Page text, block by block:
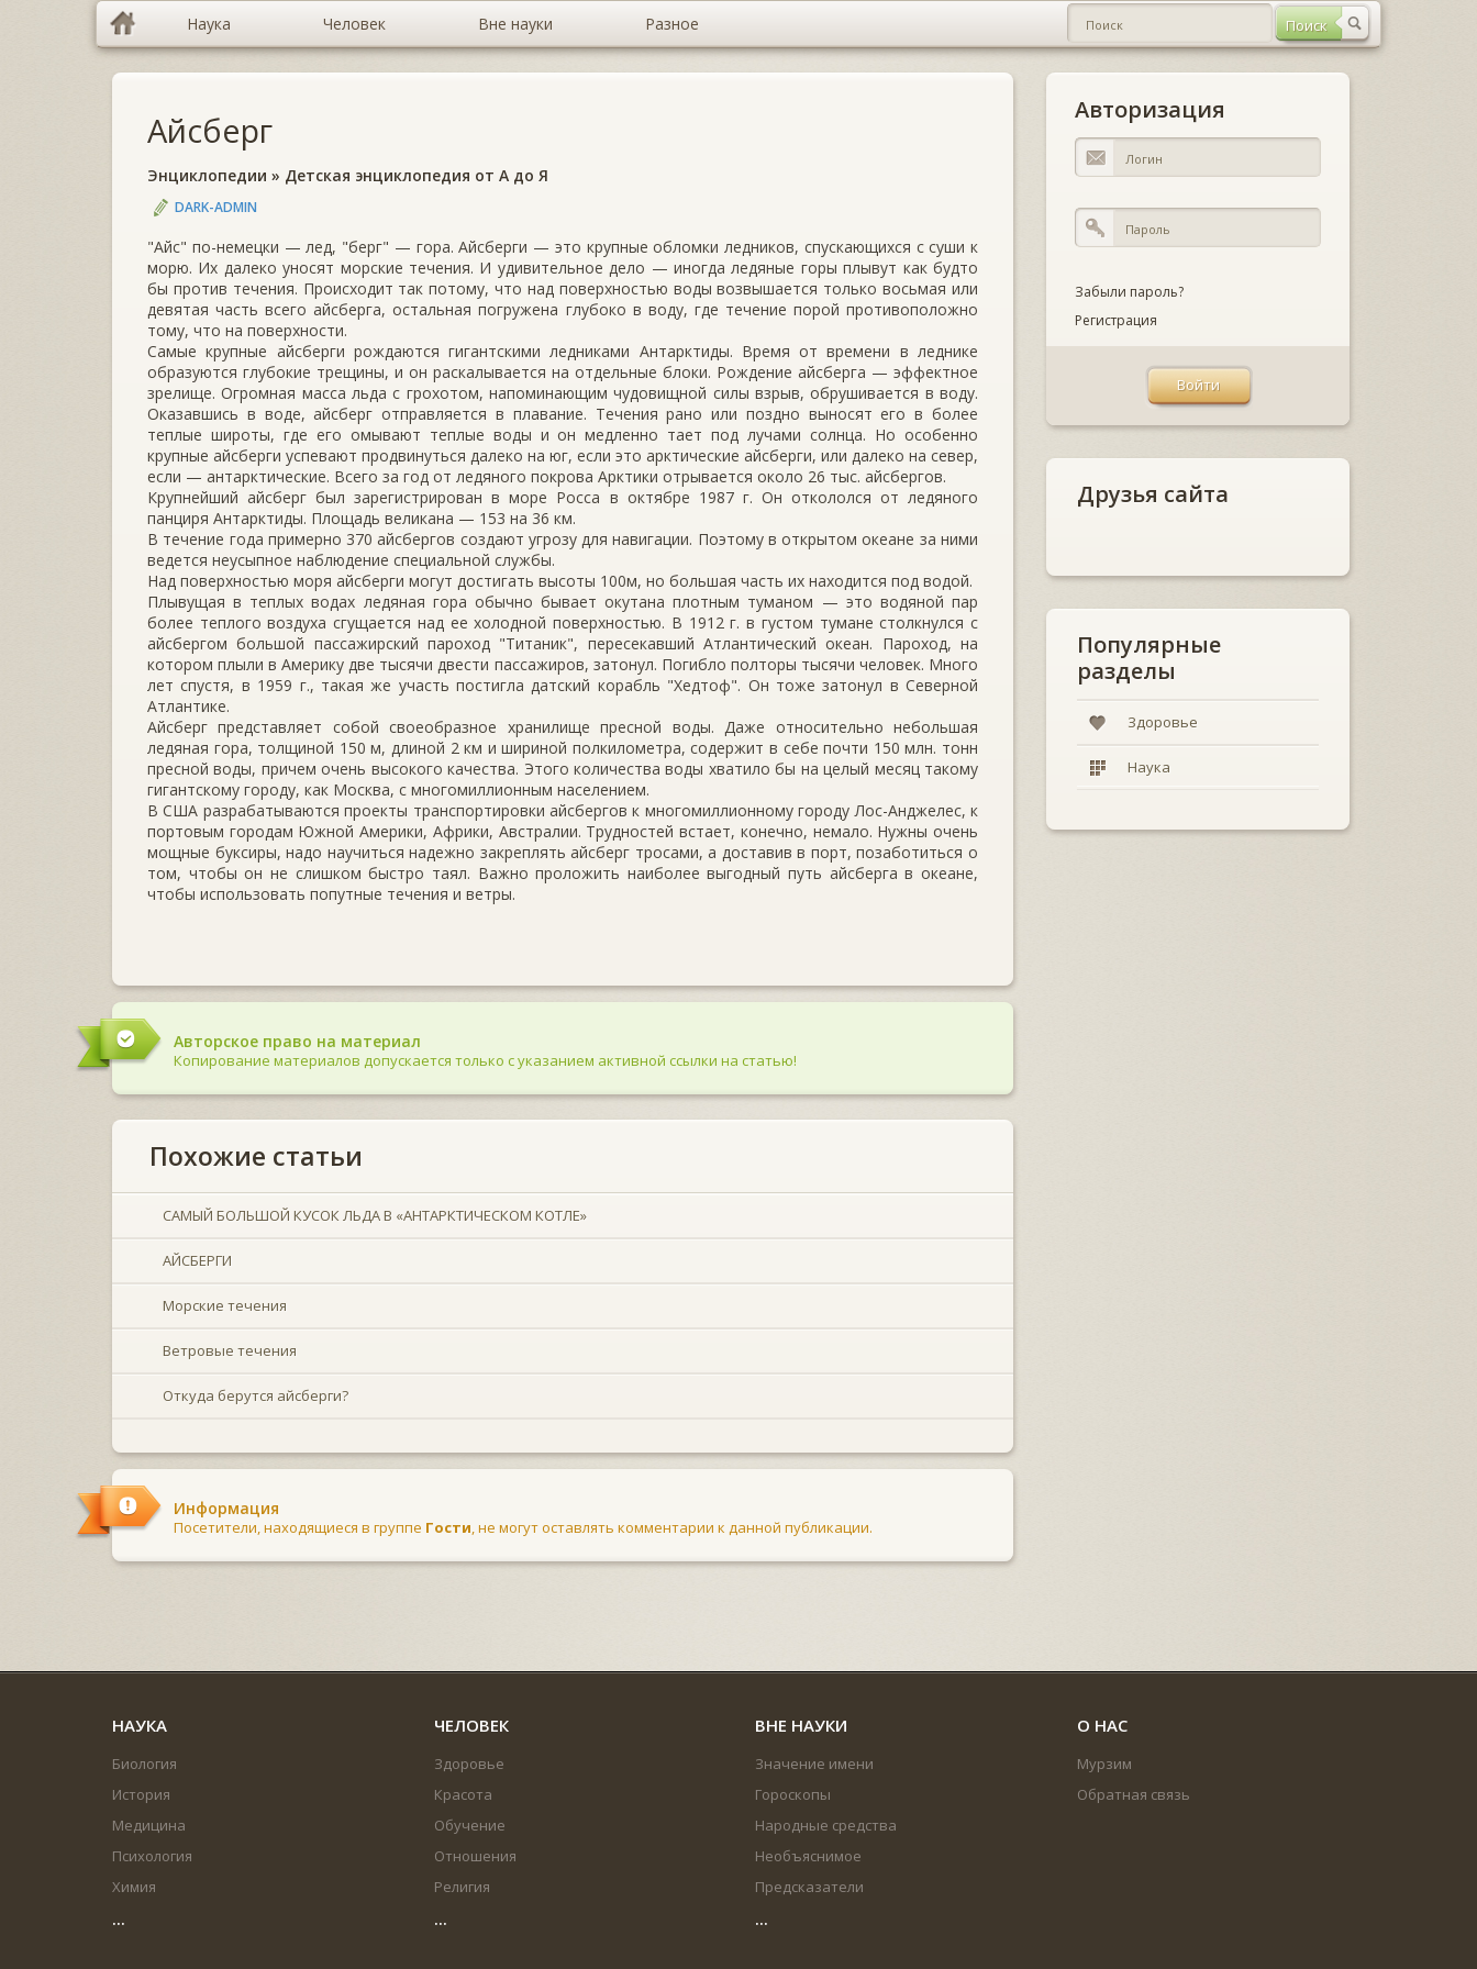
Наука Человек Вне науки Разное
Айсберг
Энциклопедии » Детская энциклопедия от А до Я
DARK-ADMIN
"Айс" по-немецки — лед, "берг" — гора. Айсберги — это крупные обломки ледников, спускающихся с суши к
морю. Их далеко уносят морские течения. И удивительное дело — иногда ледяные горы плывут как будто
бы против течения. Происходит так потому, что над поверхностью воды возвышается только восьмая или
девятая часть всего айсберга, остальная погружена глубоко в воду, где течение порой противоположно
тому, что на поверхности.
Самые крупные айсберги рождаются гигантскими ледниками Антарктиды. Время от времени в леднике
образуются глубокие трещины, и он раскалывается на отдельные блоки. Рождение айсберга — эффектное
зрелище. Огромная масса льда с грохотом, напоминающим чудовищной силы взрыв, обрушивается в воду.
Оказавшись в воде, айсберг отправляется в плавание. Течения рано или поздно выносят его в более
теплые широты, где его омывают теплые воды и он медленно тает под лучами солнца. Но особенно
крупные айсберги успевают продвинуться далеко на юг, если это арктические айсберги, или далеко на север,
если — антарктические. Всего за год от ледяного покрова Арктики отрывается около 26 тыс. айсбергов.
Крупнейший айсберг был зарегистрирован в море Росса в октябре 1987 г. Он откололся от ледяного
панциря Антарктиды. Площадь великана — 153 на 36 км.
В течение года примерно 370 айсбергов создают угрозу для навигации. Поэтому в открытом океане за ними
ведется неусыпное наблюдение специальной службы.
Над поверхностью моря айсберги могут достигать высоты 100м, но большая часть их находится под водой.
Плывущая в теплых водах ледяная гора обычно бывает окутана плотным туманом — это водяной пар
более теплого воздуха сгущается над ее холодной поверхностью. В 1912 г. в густом тумане столкнулся с
айсбергом большой пассажирский пароход "Титаник", пересекавший Атлантический океан. Пароход, на
котором плыли в Америку две тысячи двести пассажиров, затонул. Погибло полторы тысячи человек. Много
лет спустя, в 1959 г., такая же участь постигла датский корабль "Хедтоф". Он тоже затонул в Северной
Атлантике.
Айсберг представляет собой своеобразное хранилище пресной воды. Даже относительно небольшая
ледяная гора, толщиной 150 м, длиной 2 км и шириной полкилометра, содержит в себе почти 150 млн. тонн
пресной воды, причем очень высокого качества. Этого количества воды хватило бы на целый месяц такому
гигантскому городу, как Москва, с многомиллионным населением.
В США разрабатываются проекты транспортировки айсбергов к многомиллионному городу Лос-Анджелес, к
портовым городам Южной Америки, Африки, Австралии. Трудностей встает, конечно, немало. Нужны очень
мощные буксиры, надо научиться надежно закреплять айсберг тросами, а доставив в порт, позаботиться о
том, чтобы он не слишком быстро таял. Важно проложить наиболее выгодный путь айсберга в океане,
чтобы использовать попутные течения и ветры.
Авторское право на материал
Копирование материалов допускается только с указанием активной ссылки на статью!
Похожие статьи
САМЫЙ БОЛЬШОЙ КУСОК ЛЬДА В «АНТАРКТИЧЕСКОМ КОТЛЕ»
АЙСБЕРГИ
Морские течения
Ветровые течения
Откуда берутся айсберги?
Информация
Посетители, находящиеся в группе Гости, не могут оставлять комментарии к данной публикации.
Авторизация
Забыли пароль?
Регистрация
Друзья сайта
Популярные
разделы
Здоровье
Наука
НАУКА
Биология
История
Медицина
Психология
Химия
...
ЧЕЛОВЕК
Здоровье
Красота
Обучение
Отношения
Религия
...
ВНЕ НАУКИ
Значение имени
Гороскопы
Народные средства
Необъяснимое
Предсказатели
...
О НАС
Мурзим
Обратная связь